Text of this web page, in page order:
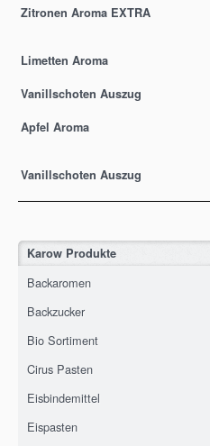
Zitronen Aroma EXTRA
Limetten Aroma
Vanillschoten Auszug
Apfel Aroma
Vanillschoten Auszug
Karow Produkte
Backaromen
Backzucker
Bio Sortiment
Cirus Pasten
Eisbindemittel
Eispasten